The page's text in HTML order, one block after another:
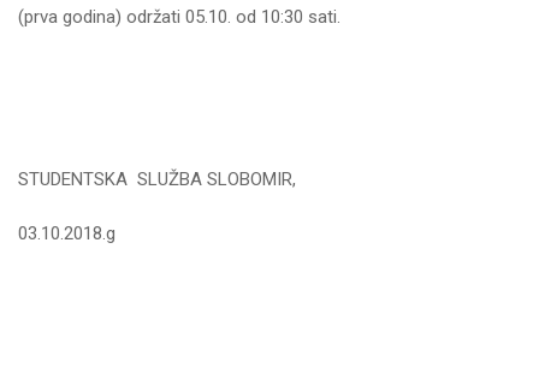
(prva godina) održati 05.10. od 10:30 sati.
STUDENTSKA SLUŽBA SLOBOMIR,
03.10.2018.g